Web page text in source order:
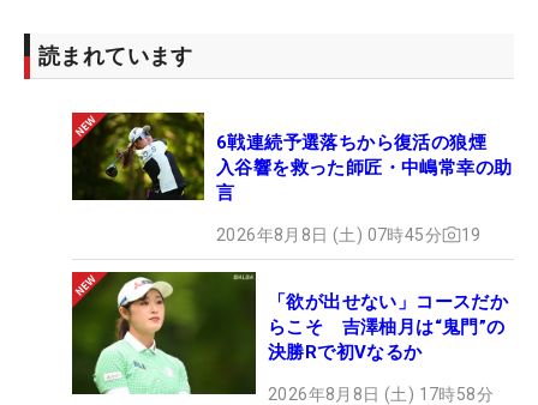
読まれています
6戦連続予選落ちから復活の狼煙
入谷響を救った師匠・中嶋常幸の助
言
2026年8月8日 (土) 07時45分 19
「欲が出せない」コースだか
らこそ 吉澤柚月は“鬼門”の
決勝Rで初Vなるか
2026年8月8日 (土) 17時58分